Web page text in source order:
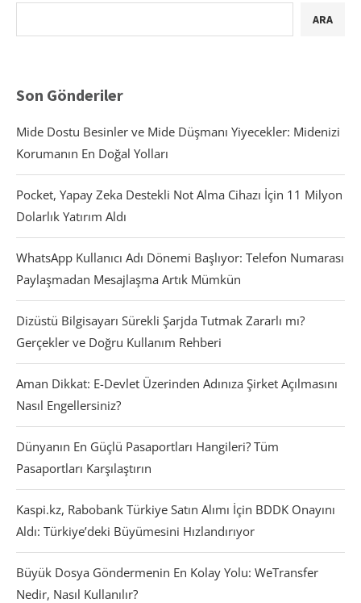
ARA
Son Gönderiler
Mide Dostu Besinler ve Mide Düşmanı Yiyecekler: Midenizi
Korumanın En Doğal Yolları
Pocket, Yapay Zeka Destekli Not Alma Cihazı İçin 11 Milyon
Dolarlık Yatırım Aldı
WhatsApp Kullanıcı Adı Dönemi Başlıyor: Telefon Numarası
Paylaşmadan Mesajlaşma Artık Mümkün
Dizüstü Bilgisayarı Sürekli Şarjda Tutmak Zararlı mı?
Gerçekler ve Doğru Kullanım Rehberi
Aman Dikkat: E-Devlet Üzerinden Adınıza Şirket Açılmasını
Nasıl Engellersiniz?
Dünyanın En Güçlü Pasaportları Hangileri? Tüm
Pasaportları Karşılaştırın
Kaspi.kz, Rabobank Türkiye Satın Alımı İçin BDDK Onayını
Aldı: Türkiye’deki Büyümesini Hızlandırıyor
Büyük Dosya Göndermenin En Kolay Yolu: WeTransfer
Nedir, Nasıl Kullanılır?